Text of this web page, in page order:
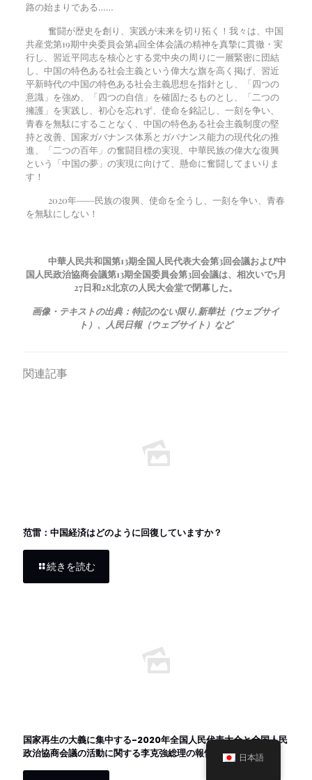
路の始まりである……
奮闘が歴史を創り、実践が未来を切り拓く！我々は、中国
共産党第19期中央委員会第4回全体会議の精神を真摯に貫徹・実
行し、習近平同志を核心とする党中央の周りに一層緊密に団結
し、中国の特色ある社会主義という偉大な旗を高く掲げ、習近
平新時代の中国の特色ある社会主義思想を指針とし、「四つの
意識」を強め、「四つの自信」を確固たるものとし、「二つの
擁護」を実践し、初心を忘れず、使命を銘記し、一刻を争い、
青春を無駄にすることなく、中国の特色ある社会主義制度の堅
持と改善、国家ガバナンス体系とガバナンス能力の現代化の推
進、「二つの百年」の奮闘目標の実現、中華民族の偉大な復興
という「中国の夢」の実現に向けて、懸命に奮闘してまいりま
す！
2020年――民族の復興、使命を全うし、一刻を争い、青春
を無駄にしない！
中華人民共和国第13期全国人民代表大会第3回会議および中
国人民政治協商会議第13期全国委員会第3回会議は、相次いで5月
27日和28北京の人民大会堂で閉幕した。
画像・テキストの出典：特記のない限り,新華社（ウェブサイ
ト）、人民日報（ウェブサイト）など
関連記事
范雷：中国経済はどのように回復していますか？
続きを読む
国家再生の大義に集中する-2020年全国人民代表大会と全国人民
政治協商会議の活動に関する李克強総理の報告を解釈する
日本語